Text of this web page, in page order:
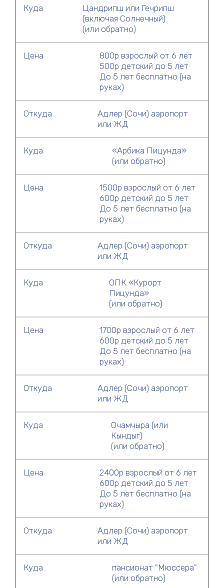
Куда
Цандрипш или Гечрипш
(включая Солнечный)
(или обратно)
Цена
800р взрослый от 6 лет
500р детский до 5 лет
До 5 лет бесплатно (на
руках)
Откуда
Адлер (Сочи) аэропорт
или ЖД
Куда
«Арбика Пицунда»
(или обратно)
Цена
1500р взрослый от 6 лет
600р детский до 5 лет
До 5 лет бесплатно (на
руках)
Откуда
Адлер (Сочи) аэропорт
или ЖД
Куда
ОПК «Курорт
Пицунда»
(или обратно)
Цена
1700р взрослый от 6 лет
600р детский до 5 лет
До 5 лет бесплатно (на
руках)
Откуда
Адлер (Сочи) аэропорт
или ЖД
Куда
Очамчыра (или
Кындыг)
(или обратно)
Цена
2400р взрослый от 6 лет
600р детский до 5 лет
До 5 лет бесплатно (на
руках)
Откуда
Адлер (Сочи) аэропорт
или ЖД
Куда
пансионат "Мюссера"
(или обратно)